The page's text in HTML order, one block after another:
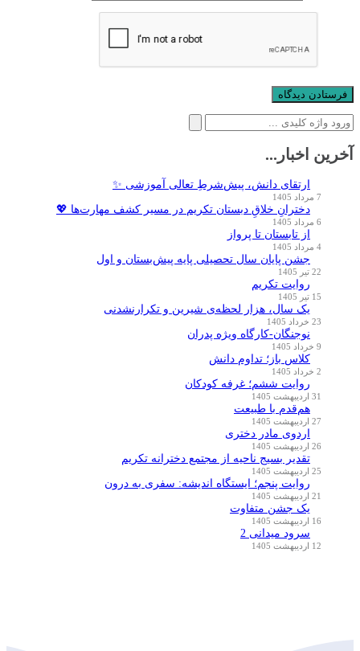
جستجو
برای:
آخرین اخبار...
ارتقای دانش، پیش‌شرطِ تعالی آموزشی ✨
7 مرداد 1405
دخترانِ خلاقِ دبستان تکریم در مسیر کشف مهارت‌ها 💖
6 مرداد 1405
از تابستان تا پرواز
4 مرداد 1405
جشن پایان سال تحصیلی پایه پیش‌بستان و اول
22 تیر 1405
روایت تکریم
15 تیر 1405
یک سال، هزار لحظه‌ی شیرین و تکرارنشدنی
23 خرداد 1405
نوجنگان-کارگاه ویژه پدران
9 خرداد 1405
کلاس باز؛ تداوم دانش
2 خرداد 1405
روایت ششم؛ غرفه کودکان
31 اردیبهشت 1405
هم‌قدم با طبیعت
27 اردیبهشت 1405
اردوی مادر دختری
26 اردیبهشت 1405
تقدیر بسیج ناحیه از مجتمع دخترانه تکریم
25 اردیبهشت 1405
روایت پنجم؛ ایستگاه اندیشه: سفری به درون
21 اردیبهشت 1405
یک جشن متفاوت
16 اردیبهشت 1405
سرود میدانی 2
12 اردیبهشت 1405